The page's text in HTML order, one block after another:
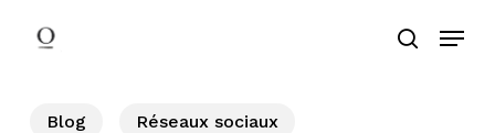
search
Menu
Blog Réseaux sociaux